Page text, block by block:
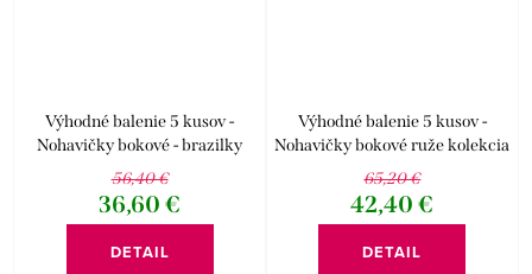
Výhodné balenie 5 kusov -
Nohavičky bokové - brazilky
Disco
56,40 €
36,60 €
DETAIL
Výhodné balenie 5 kusov -
Nohavičky bokové ruže kolekcia
Disco 19
65,20 €
42,40 €
DETAIL